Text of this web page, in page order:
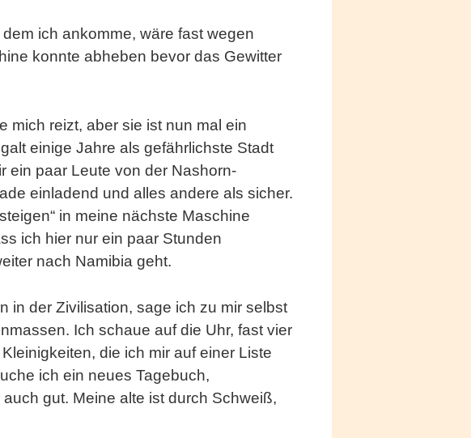
ich ankomme, wäre fast wegen
konnte abheben bevor das Gewitter
mich reizt, aber sie ist nun mal ein
einige Jahre als gefährlichste Stadt
ein paar Leute von der Nashorn-
einladend und alles andere als sicher.
in meine nächste Maschine
ich hier nur ein paar Stunden
nach Namibia geht.
in der Zivilisation, sage ich zu mir selbst
Ich schaue auf die Uhr, fast vier
die ich mir auf einer Liste
ich ein neues Tagebuch,
gut. Meine alte ist durch Schweiß,